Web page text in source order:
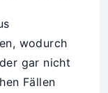
wodurch
gar nicht
Fällen